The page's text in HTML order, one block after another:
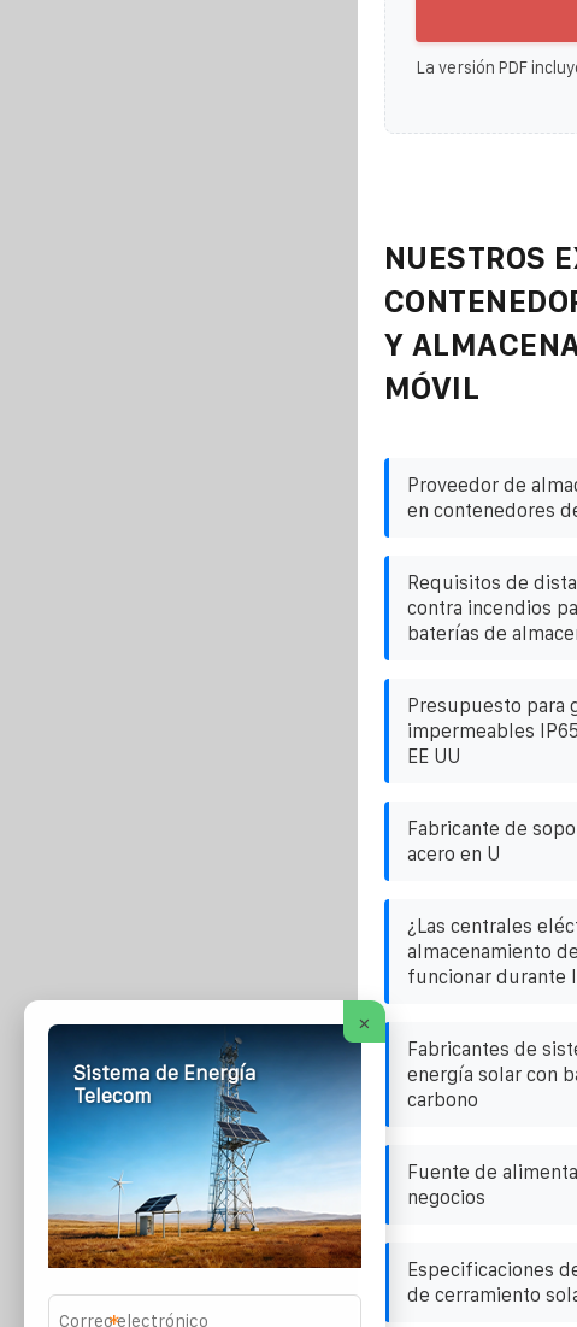
La versión PDF
NUESTROS
Y
MÓVIL
Proveedor de
en contenedores
Requisitos de
contra incendios
baterías de
Presupuesto para
impermeables
EE UU
Fabricante de
acero en U
¿Las centrales
almacenamiento
funcionar durante
Fabricantes de
energía solar con
carbono
Fuente de
negocios
Especificaciones
de cerramiento
×
Sistema de Energía
Telecom